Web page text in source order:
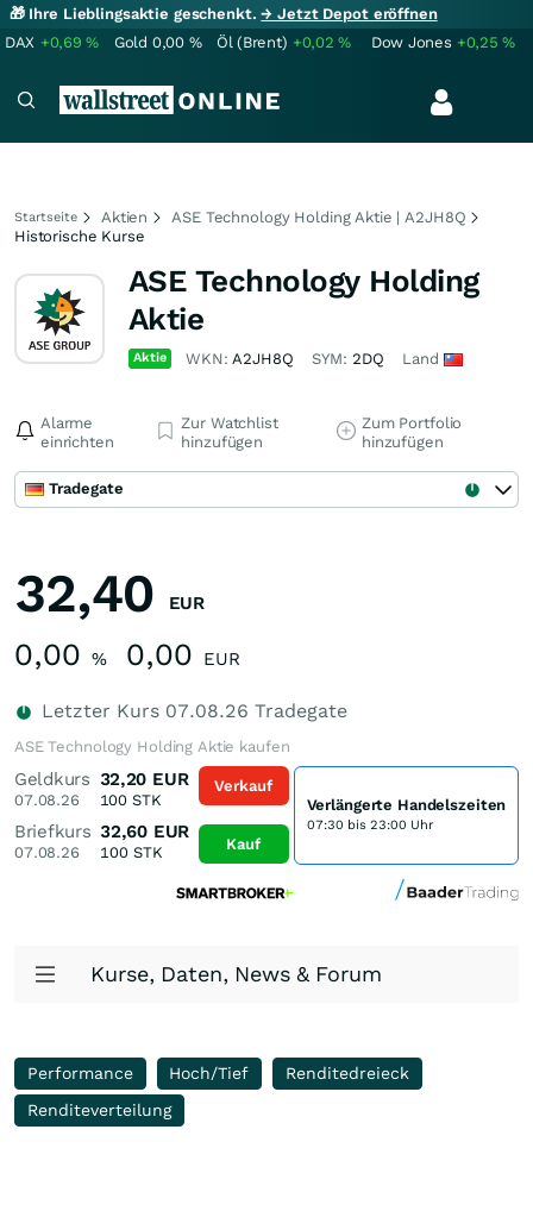
🎁 Ihre Lieblingsaktie geschenkt.→ Jetzt Depot eröffnen
DAX +0,69% Gold 0,00 % Öl (Brent) +0,02% Dow Jones +0,25%
Startseite Aktien
ASE Technology Holding Aktie | A2JH8Q
Historische Kurse
ASE Technology Holding
Aktie
Aktie WKN:A2JH8Q SYM: 2DQ Land
Alarme
einrichten
Zur Watchlist
hinzufügen
Zum Portfolio
hinzufügen
Tradegate
32,40 EUR
0,00 % 0,00 EUR
Letzter Kurs 07.08.26 Tradegate
ASE Technology Holding Aktie kaufen
Geldkurs
07.08.26
32,20 EUR
100 STK
Briefkurs
07.08.26
32,60 EUR
100STK
Verkauf
Kauf
Verlängerte Handelszeiten
07:30 bis 23:00 Uhr
Kurse, Daten, News & Forum
Performance Hoch/Tief
Renditedreieck
Renditeverteilung